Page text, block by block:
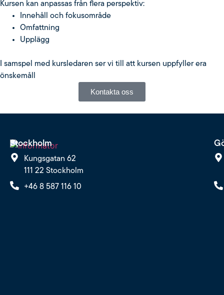
Kursen kan anpassas från flera perspektiv:
Innehåll och fokusområde
Omfattning
Upplägg
I samspel med kursledaren ser vi till att kursen uppfyller era
önskemåll
Kontakta oss
Stockholm
Kungsgatan 62
111 22 Stockholm
+46 8 587 116 10